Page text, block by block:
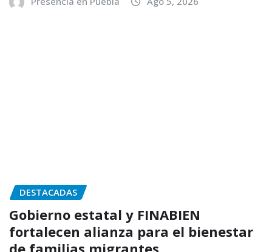
DESTACADAS
Gobierno estatal y FINABIEN
fortalecen alianza para el bienestar
de familias migrantes